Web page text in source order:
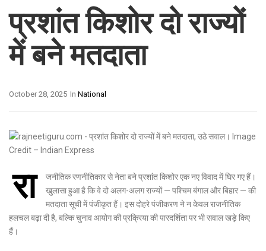
प्रशांत किशोर दो राज्यों
में बने मतदाता
In National
October 28, 2025
रा
जनीतिक रणनीतिकार से नेता बने प्रशांत किशोर एक नए विवाद में घिर गए हैं।
खुलासा हुआ है कि वे दो अलग-अलग राज्यों — पश्चिम बंगाल और बिहार — की
मतदाता सूची में पंजीकृत हैं। इस दोहरे पंजीकरण ने न केवल राजनीतिक
हलचल बढ़ा दी है, बल्कि चुनाव आयोग की प्रक्रिया की पारदर्शिता पर भी सवाल खड़े किए
हैं।